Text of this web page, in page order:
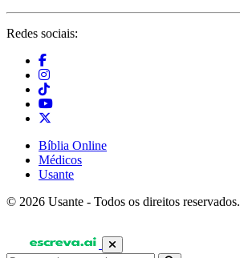
Redes sociais:
Bíblia Online
Médicos
Usante
© 2026 Usante - Todos os direitos reservados.